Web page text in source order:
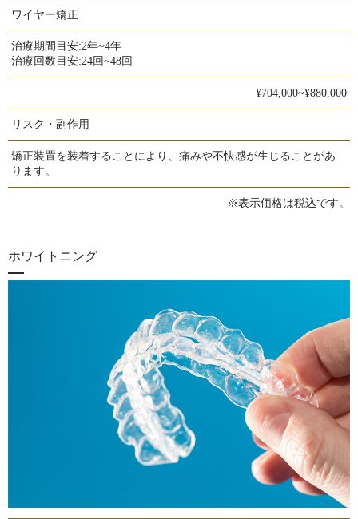
ワイヤー矯正
治療期間目安:2年~4年
治療回数目安:24回~48回
¥704,000~¥880,000
リスク・副作用
矯正装置を装着することにより、痛みや不快感が生じることがあ
ります。
※表示価格は税込です。
ホワイトニング